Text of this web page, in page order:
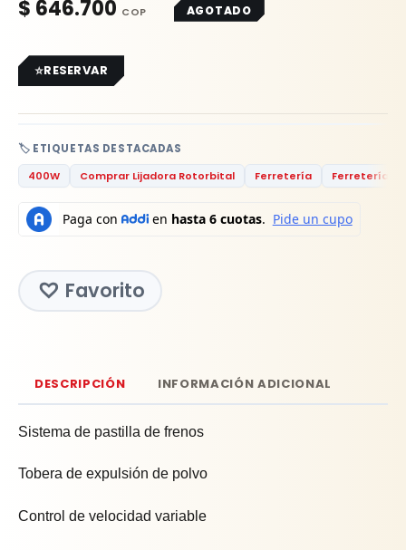
$ 646.700 AGOTADO
🏷️ ETIQUETAS DESTACADAS
400W
Comprar Lijadora Rotorbital Ferretería Ferretería
RESERVAR
Favorito
DESCRIPCIÓN INFORMACIÓN ADICIONAL
Sistema de pastilla de frenos
Tobera de expulsión de polvo
Control de velocidad variable